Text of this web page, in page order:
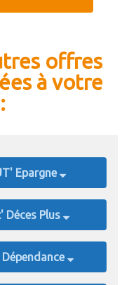
offres
à votre
Epargne
Déces Plus